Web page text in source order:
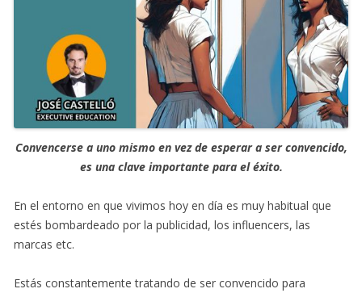
Convencerse a uno mismo en vez de esperar a ser convencido,
es una clave importante para el éxito.
En el entorno en que vivimos hoy en día es muy habitual que
estés bombardeado por la publicidad, los influencers, las
marcas etc.
Estás constantemente tratando de ser convencido para